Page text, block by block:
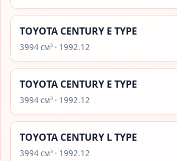
TOYOTA CENTURY E TYPE
3994 см³ · 1992.12
TOYOTA CENTURY E TYPE
3994 см³ · 1992.12
TOYOTA CENTURY L TYPE
3994 см³ · 1992.12